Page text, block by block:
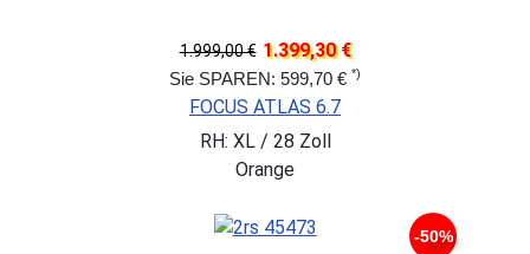
1.999,00 € 1.399,30 €
Sie SPAREN: 599,70 € *)
FOCUS ATLAS 6.7
RH: XL / 28 Zoll
Orange
-50%